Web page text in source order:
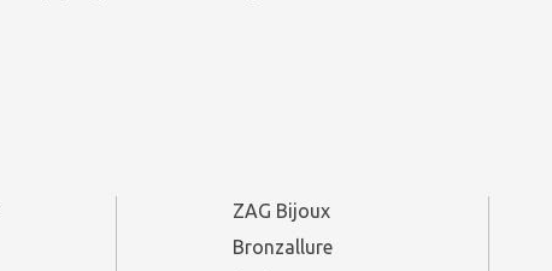
ZAG Bijoux
Bronzallure